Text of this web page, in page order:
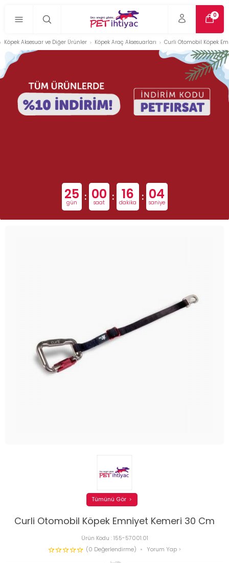
0
Köpek Aksesuar ve Diğer Ürünler Köpek Araç Aksesuarları Curli Otomobil Köpek
25
gün : 00
saat : 16
dakika : 03
saniye
Curli Otomobil Köpek Emniyet Kemeri 30 Cm
Ürün Kodu :155-57001.01
(0 Değerlendirme)
Yorum Yap
Tümünü Gör